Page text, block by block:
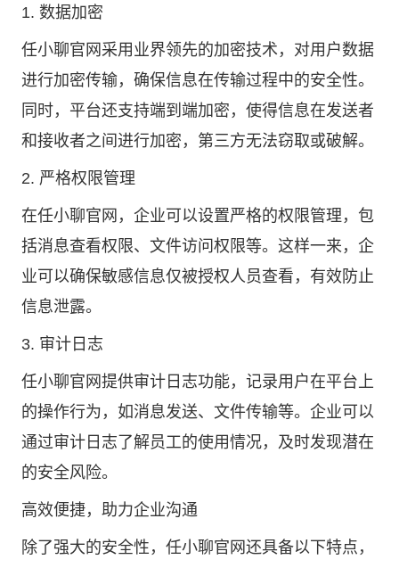
1. 数据加密
任小聊官网采用业界领先的加密技术，对用户数据
进行加密传输，确保信息在传输过程中的安全性。
同时，平台还支持端到端加密，使得信息在发送者
和接收者之间进行加密，第三方无法窃取或破解。
2. 严格权限管理
在任小聊官网，企业可以设置严格的权限管理，包
括消息查看权限、文件访问权限等。这样一来，企
业可以确保敏感信息仅被授权人员查看，有效防止
信息泄露。
3. 审计日志
任小聊官网提供审计日志功能，记录用户在平台上
的操作行为，如消息发送、文件传输等。企业可以
通过审计日志了解员工的使用情况，及时发现潜在
的安全风险。
高效便捷，助力企业沟通
除了强大的安全性，任小聊官网还具备以下特点，